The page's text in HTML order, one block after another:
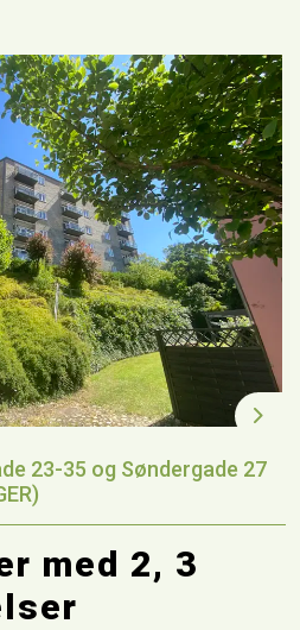
Next
23-35 og Søndergade 27
med 2, 3